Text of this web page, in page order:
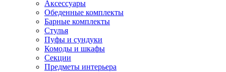
Аксессуары
Обеденные комплекты
Барные комплекты
Стулья
Пуфы и сундуки
Комоды и шкафы
Секции
Предметы интерьера